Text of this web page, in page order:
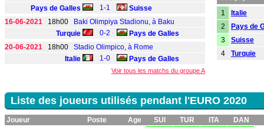
Pays de Galles
1-1
Suisse
16-06-2021 18h00
Baki Olimpiya Stadionu, à Baku
Turquie
0-2
Pays de Galles
20-06-2021 18h00 Stadio Olimpico, à Rome
Italie
1-0 Pays de Galles
Voir tous les matchs du groupe A
1
Italie
2
Pays de
3
Suisse
4
Turquie
Liste des joueurs utilisés pendant l'EURO 2020
Joueur Poste Age SUI TUR ITA DAN